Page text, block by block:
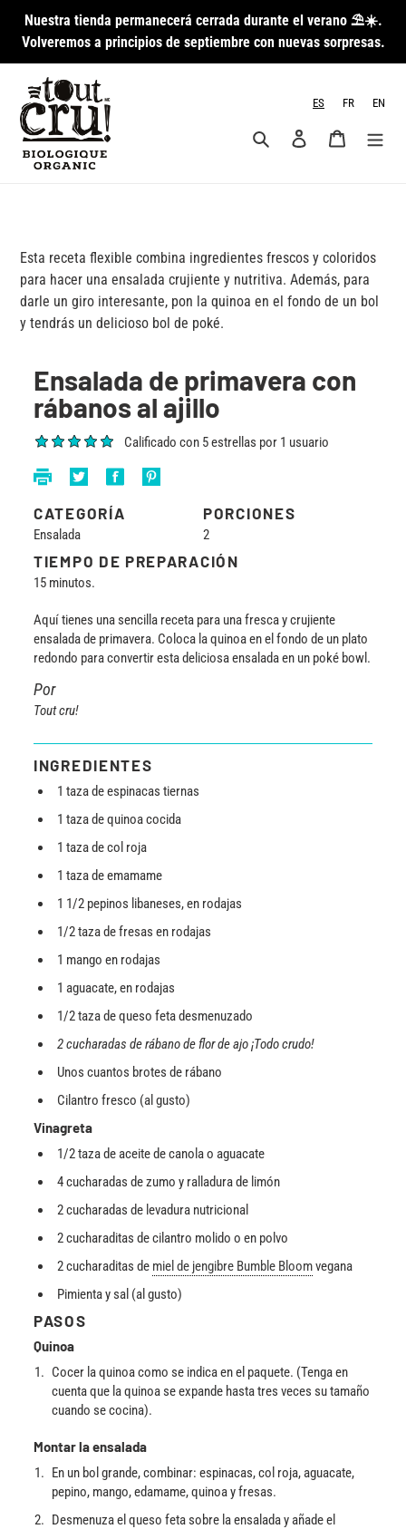
Saltar
contenido
Nuestra tienda permanecerá cerrada durante el verano ⛱️☀️.
Volveremos a principios de septiembre con nuevas sorpresas.
ES FR EN
Busca enIngresa en
Carro
Esta receta flexible combina ingredientes frescos y coloridos
para hacer una ensalada crujiente y nutritiva. Además, para
darle un giro interesante, pon la quinoa en el fondo de un bol
y tendrás un delicioso bol de poké.
Ensalada de primavera con
rábanos al ajillo
Calificado con 5 estrellas por 1 usuario
CATEGORÍA
Ensalada
PORCIONES
2
TIEMPO DE PREPARACIÓN
15 minutos.
Aquí tienes una sencilla receta para una fresca y crujiente
ensalada de primavera. Coloca la quinoa en el fondo de un plato
redondo para convertir esta deliciosa ensalada en un poké bowl.
Por
Tout cru!
INGREDIENTES
1 taza de espinacas tiernas
1 taza de quinoa cocida
1 taza de col roja
1 taza de emamame
1 1/2 pepinos libaneses, en rodajas
1/2 taza de fresas en rodajas
1 mango en rodajas
1 aguacate, en rodajas
1/2 taza de queso feta desmenuzado
2 cucharadas de rábano de flor de ajo ¡Todo crudo!
Unos cuantos brotes de rábano
Cilantro fresco (al gusto)
Vinagreta
1/2 taza de aceite de canola o aguacate
4 cucharadas de zumo y ralladura de limón
2 cucharadas de levadura nutricional
2 cucharaditas de cilantro molido o en polvo
2 cucharaditas de miel de jengibre Bumble Bloomvegana
Pimienta y sal (al gusto)
PASOS
Quinoa
Cocer la quinoa como se indica en el paquete. (Tenga en
cuenta que la quinoa se expande hasta tres veces su tamaño
cuando se cocina).
Montar la ensalada
En un bol grande, combinar: espinacas, col roja, aguacate,
pepino, mango, edamame, quinoa y fresas.
Desmenuza el queso feta sobre la ensalada y añade el